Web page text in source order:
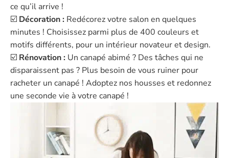
ce qu’il arrive !
☑️ Décoration : Redécorez votre salon en quelques
minutes ! Choisissez parmi plus de 400 couleurs et
motifs différents, pour un intérieur novateur et design.
☑️ Rénovation : Un canapé abimé ? Des tâches qui ne
disparaissent pas ? Plus besoin de vous ruiner pour
racheter un canapé ! Adoptez nos housses et redonnez
une seconde vie à votre canapé !